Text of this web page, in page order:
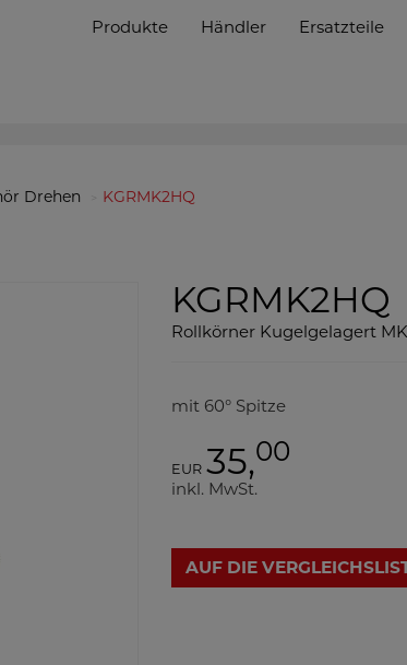
Produkte Händler Ersatzteile
Drehen KGRMK2HQ
KGRMK2HQ
Rollkörner Kugelgelagert
mit 60° Spitze
EUR 35,00
inkl. MwSt.
AUF DIE